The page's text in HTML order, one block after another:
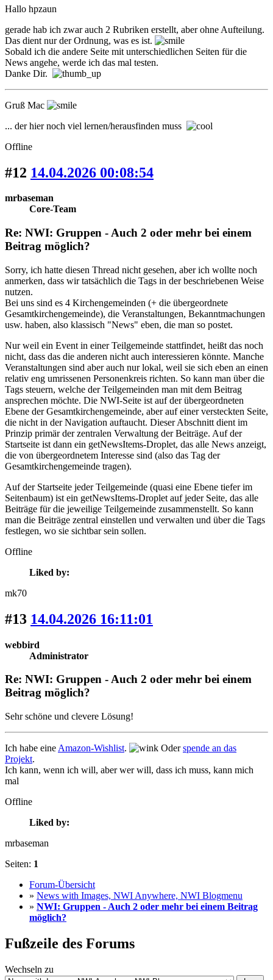
Hallo hpzaun
gerade hab ich zwar auch 2 Rubriken erstellt, aber ohne Aufteilung.
Das dient nur der Ordnung, was es ist.
Sobald ich die andere Seite mit unterschiedlichen Seiten für die
News angehe, werde ich das mal testen.
Danke Dir.
Gruß Mac
... der hier noch viel lernen/herausfinden muss
Offline
#12 14.04.2026 00:08:54
mrbaseman
Core-Team
Re: NWI: Gruppen - Auch 2 oder mehr bei einem
Beitrag möglich?
Sorry, ich hatte diesen Thread nicht gesehen, aber ich wollte noch
anmerken, dass wir tatsächlich die Tags in der beschriebenen Weise
nutzen.
Bei uns sind es 4 Kirchengemeinden (+ die übergeordnete
Gesamtkirchengemeinde), die Veranstaltungen, Bekanntmachungen
usw. haben, also klassisch "News" eben, die man so postet.
Nur weil ein Event in einer Teilgemeinde stattfindet, heißt das noch
nicht, dass das die anderen nicht auch interessieren könnte. Manche
Veranstaltungen sind aber auch nur lokal, weil sie sich eben an einen
relativ eng umrissenen Personenkreis richten. So kann man über die
Tags steuern, welche der Teilgemeinden man mit dem Beitrag
ansprechen möchte. Die NWI-Seite ist auf der übergeordneten
Ebene der Gesamtkirchengemeinde, aber auf einer versteckten Seite,
die nicht in der Navigation auftaucht. Dieser Abschnitt dient im
Prinzip primär der zentralen Verwaltung der Beiträge. Auf der
Startseite ist dann ein getNewsItems-Droplet, das alle News anzeigt,
die von übergeordnetem Interesse sind (also das Tag der
Gesamtkirchengemeinde tragen).
Auf der Startseite jeder Teilgemeinde (quasi eine Ebene tiefer im
Seitenbaum) ist ein getNewsItems-Droplet auf jeder Seite, das alle
Beiträge für die jeweilige Teilgemeinde zusammenstellt. So kann
man die Beiträge zentral einstellen und verwalten und über die Tags
festlegen, wo sie sichtbar sein sollen.
Offline
Liked by:
mk70
#13 14.04.2026 16:11:01
webbird
Administrator
Re: NWI: Gruppen - Auch 2 oder mehr bei einem
Beitrag möglich?
Sehr schöne und clevere Lösung!
Ich habe eine Amazon-Wishlist. Oderspende an das
Projekt.
Ich kann, wenn ich will, aber wer will, dass ich muss, kann mich
mal
Offline
Liked by:
mrbaseman
Seiten: 1
Forum-Übersicht
» News with Images, NWI Anywhere, NWI Blogmenu
» NWI: Gruppen - Auch 2 oder mehr bei einem Beitrag
möglich?
Fußzeile des Forums
Wechseln zu